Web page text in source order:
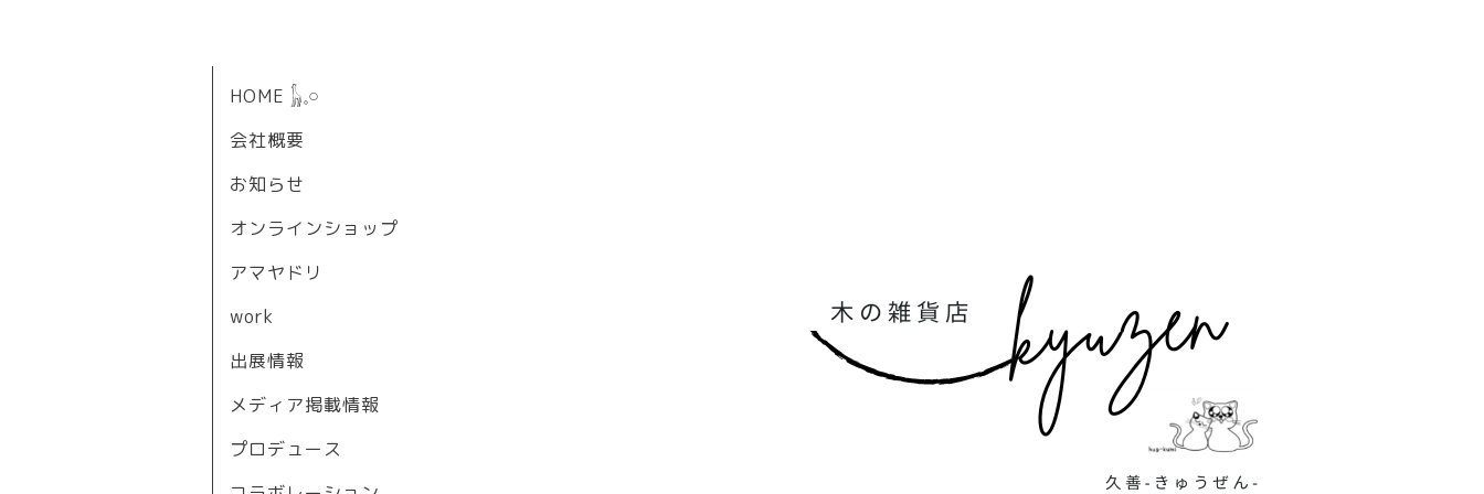
HOME 𓃱𓈒𓏸
会社概要
お知らせ
オンラインショップ
アマヤドリ
work
出展情報
メディア掲載情報
プロデュース